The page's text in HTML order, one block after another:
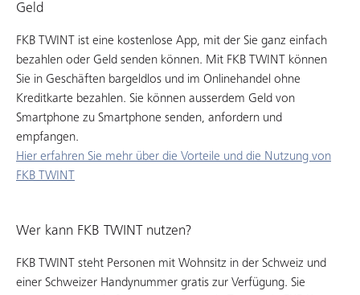
Geld
FKB TWINT ist eine kostenlose App, mit der Sie ganz einfach
bezahlen oder Geld senden können. Mit FKB TWINT können
Sie in Geschäften bargeldlos und im Onlinehandel ohne
Kreditkarte bezahlen. Sie können ausserdem Geld von
Smartphone zu Smartphone senden, anfordern und
empfangen.
Hier erfahren Sie mehr über die Vorteile und die Nutzung von
FKB TWINT
Wer kann FKB TWINT nutzen?
FKB TWINT steht Personen mit Wohnsitz in der Schweiz und
einer Schweizer Handynummer gratis zur Verfügung. Sie